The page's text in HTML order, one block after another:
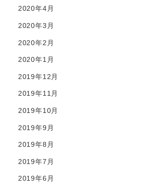
2020年4月
2020年3月
2020年2月
2020年1月
2019年12月
2019年11月
2019年10月
2019年9月
2019年8月
2019年7月
2019年6月